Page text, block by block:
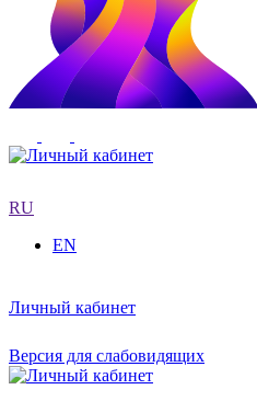
RU
EN
Личный кабинет
Версия для слабовидящих